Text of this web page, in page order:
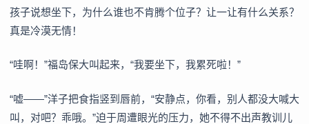
孩子说想坐下，为什么谁也不肯腾个位子？让一让有什么关系？
真是冷漠无情！
“哇啊！”福岛保大叫起来，“我要坐下，我累死啦！”
“嘘——”洋子把食指竖到唇前，“安静点，你看，别人都没大喊大
叫，对吧？乖哦。”迫于周遭眼光的压力，她不得不出声教训儿